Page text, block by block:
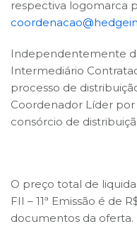
respectiva logomarca
Independentemente
Intermediário
processo de
Coordenador Líder
consórcio de
O preço total de
FII – 11ª Emissão é de
documentos da oferta.